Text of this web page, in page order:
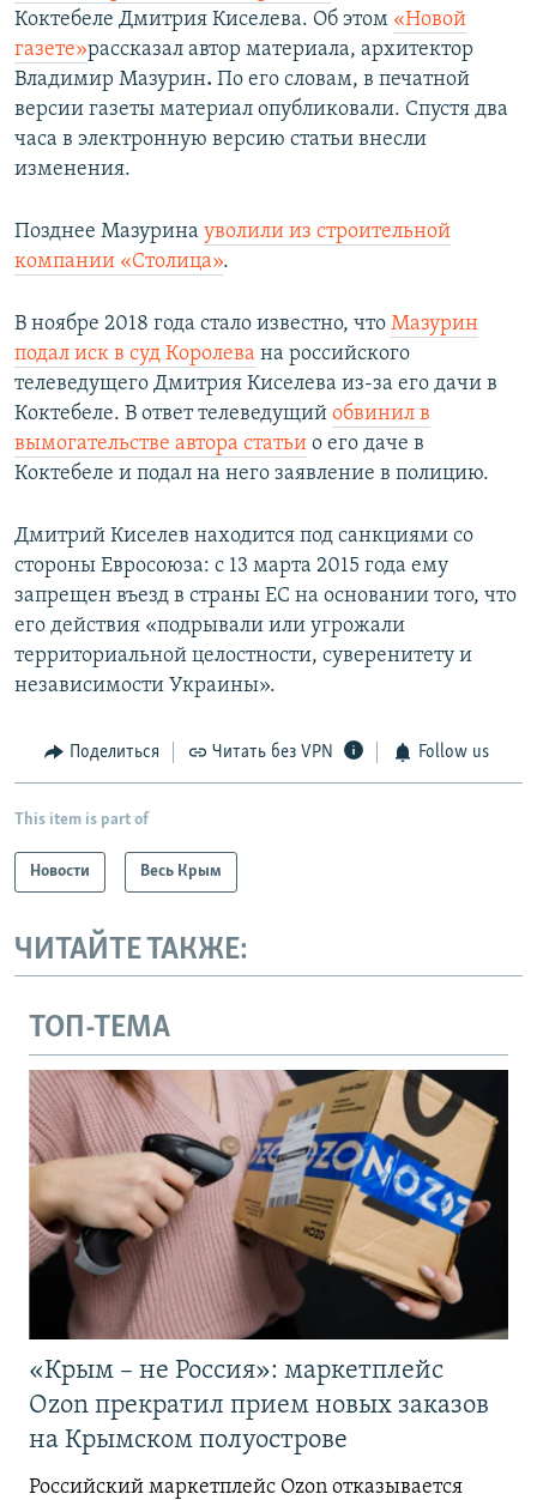
Коктебеле Дмитрия Киселева. Об этом «Новой
газете»рассказал автор материала, архитектор
Владимир Мазурин. По его словам, в печатной
версии газеты материал опубликовали. Спустя два
часа в электронную версию статьи внесли
изменения.
Позднее Мазурина уволили из строительной
компании «Столица».
В ноябре 2018 года стало известно, что Мазурин
подал иск в суд Королева на российского
телеведущего Дмитрия Киселева из-за его дачи в
Коктебеле. В ответ телеведущий обвинил в
вымогательстве автора статьи о его даче в
Коктебеле и подал на него заявление в полицию.
Дмитрий Киселев находится под санкциями со
стороны Евросоюза: с 13 марта 2015 года ему
запрещен въезд в страны ЕС на основании того, что
его действия «подрывали или угрожали
территориальной целостности, суверенитету и
независимости Украины».
Поделиться Читать без VPN Follow us
This item is part of
Новости Весь Крым
ЧИТАЙТЕ ТАКЖЕ:
ТОП-ТЕМА
«Крым – не Россия»: маркетплейс
Ozon прекратил прием новых заказов
на Крымском полуострове
Российский маркетплейс Ozon отказывается